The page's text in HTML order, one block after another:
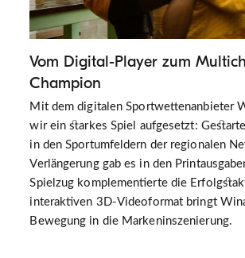
Vom Digital-Player zum
Champion
Mit dem digitalen Sportwettenanbieter
wir ein starkes Spiel aufgesetzt:
in den Sportumfeldern der regionalen
Verlängerung gab es in den
Spielzug komplementierte die
interaktiven 3D-Videoformat bringt
Bewegung in die Markeninszenierung.